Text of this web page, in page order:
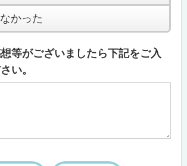
かった
等がございましたら下記をご入
い。